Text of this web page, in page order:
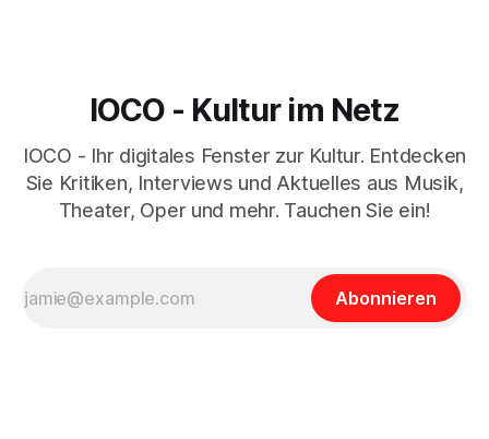
IOCO - Kultur im Netz
IOCO - Ihr digitales Fenster zur Kultur. Entdecken
Sie Kritiken, Interviews und Aktuelles aus Musik,
Theater, Oper und mehr. Tauchen Sie ein!
Abonnieren